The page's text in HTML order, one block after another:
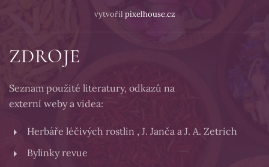
vytvořil pixelhouse.cz
ZDROJE
Seznam použité literatury, odkazů na
externí weby a videa:
Herbáře léčivých rostlin , J. Janča a J. A. Zetrich
Bylinky revue